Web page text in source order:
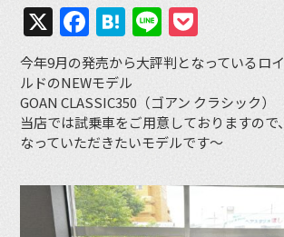
X Facebook
Hatena
Line
今年9月の発売から大評判となっているロ
ルドのNEWモデル
GOAN CLASSIC350（ゴアン クラシック）
当店では試乗車をご用意しておりますので
なっていただきたいモデルです〜